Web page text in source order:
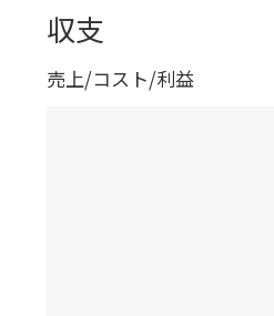
収支
売上/コスト/利益